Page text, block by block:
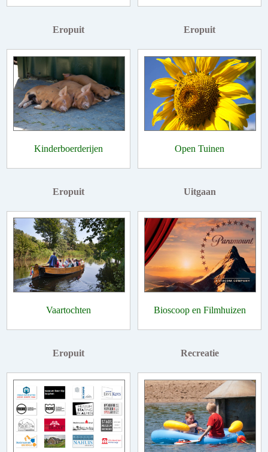
Eropuit
Kinderboerderijen
Eropuit
Open Tuinen
Eropuit
Vaartochten
Uitgaan
Bioscoop en Filmhuizen
Eropuit Recreatie